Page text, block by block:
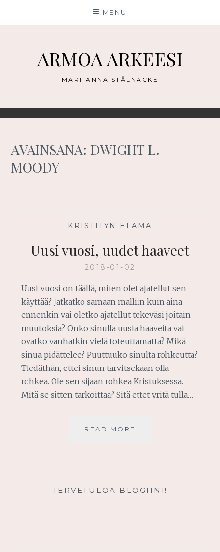
MENU
ARMOA ARKEESI
MARI-ANNA STÅLNACKE
AVAINSANA:DWIGHT L.
MOODY
— KRISTITYN ELÄMÄ —
Uusi vuosi, uudet haaveet
2018-01-02
Uusi vuosi on täällä, miten olet ajatellut sen
käyttää? Jatkatko samaan malliin kuin aina
ennenkin vai oletko ajatellut tekeväsi joitain
muutoksia? Onko sinulla uusia haaveita vai
ovatko vanhatkin vielä toteuttamatta? Mikä
sinua pidättelee? Puuttuuko sinulta rohkeutta?
Tiedäthän, ettei sinun tarvitsekaan olla
rohkea. Ole sen sijaan rohkea Kristuksessa.
Mitä se sitten tarkoittaa? Sitä ettet yritä tulla…
READ MORE
TERVETULOA BLOGIINI!